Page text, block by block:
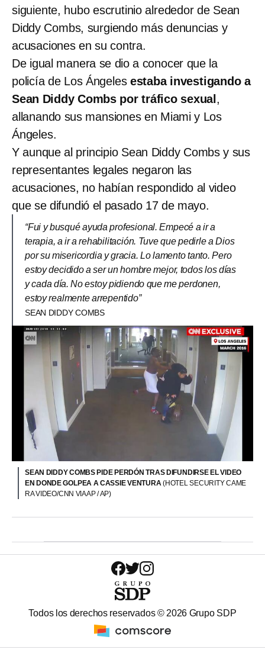
siguiente, hubo escrutinio alrededor de Sean
Diddy Combs, surgiendo más denuncias y
acusaciones en su contra.
De igual manera se dio a conocer que la
policía de Los Ángeles estaba investigando a
Sean Diddy Combs por tráfico sexual ,
allanando sus mansiones en Miami y Los
Ángeles.
Y aunque al principio Sean Diddy Combs y sus
representantes legales negaron las
acusaciones, no habían respondido al video
que se difundió el pasado 17 de mayo.
“Fui y busqué ayuda profesional. Empecé a ir a
terapia, a ir a rehabilitación. Tuve que pedirle a Dios
por su misericordia y gracia. Lo lamento tanto. Pero
estoy decidido a ser un hombre mejor, todos los días
y cada día. No estoy pidiendo que me perdonen,
estoy realmente arrepentido”
SEAN DIDDY COMBS
SEAN DIDDY COMBS PIDE PERDÓN TRAS DIFUNDIRSE EL VIDEO
EN DONDE GOLPEA A CASSIE VENTURA(HOTEL SECURITY CAME
RA VIDEO/CNN VIA AP / AP)
Todos los derechos reservados © 2026 Grupo SDP